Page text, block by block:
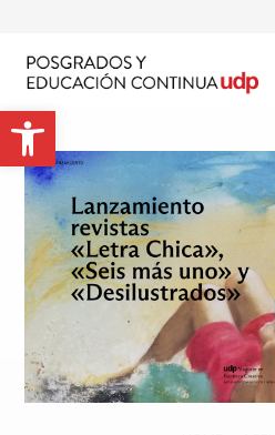
Abrir barra de herramientas
Apellido *
Email *
Programa de Interés *
Pregunta